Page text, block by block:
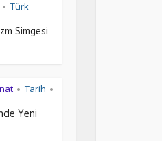
• Türk
Simgesi
• Tarih •
Yeni